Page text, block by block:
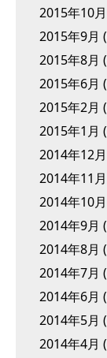
2015年10月
2015年9月
2015年8月
2015年6月
2015年2月
2015年1月
2014年12月
2014年11月
2014年10月
2014年9月
2014年8月
2014年7月
2014年6月
2014年5月
2014年4月